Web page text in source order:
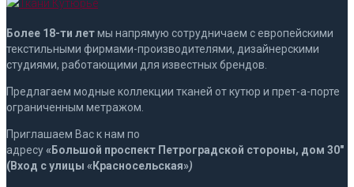
Более 18-ти летмы напрямую сотрудничаем с европейскими
текстильными фирмами-производителями, дизайнерскими
студиями, работающими для известных брендов.
Предлагаем модные коллекции тканей от кутюр и прет-а-порте
ограниченным метражом.
Приглашаем Вас к нам по
адресу«Большой проспект Петроградской стороны, дом 30″
(Вход с улицы «Красносельская»)